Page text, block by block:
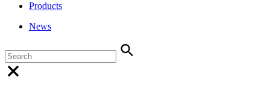
Products
News